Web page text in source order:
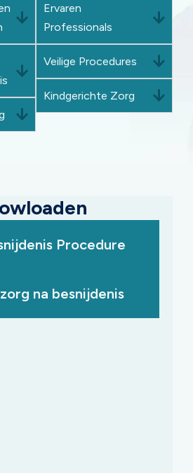
Ervaren
Professionals
Veilige Procedures
Kindgerichte Zorg
Procedure
na besnijdenis